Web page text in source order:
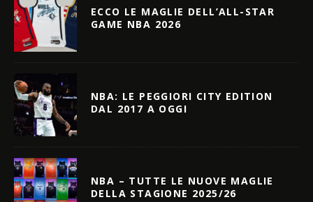
ECCO LE MAGLIE DELL’ALL-STAR
GAME NBA 2026
NBA: LE PEGGIORI CITY EDITION
DAL 2017 A OGGI
NBA – TUTTE LE NUOVE MAGLIE
DELLA STAGIONE 2025/26